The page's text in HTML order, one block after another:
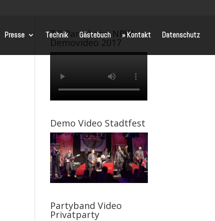
Presse Technik Gästebuch » Kontakt Datenschutz
TB Partyband NRW
Demovideo 2017
Demo Video Stadtfest
Partyband Video
Privatparty